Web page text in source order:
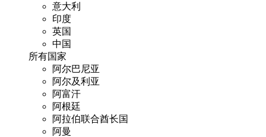
意大利
印度
英国
中国
所有国家
阿尔巴尼亚
阿尔及利亚
阿富汗
阿根廷
阿拉伯联合酋长国
阿曼